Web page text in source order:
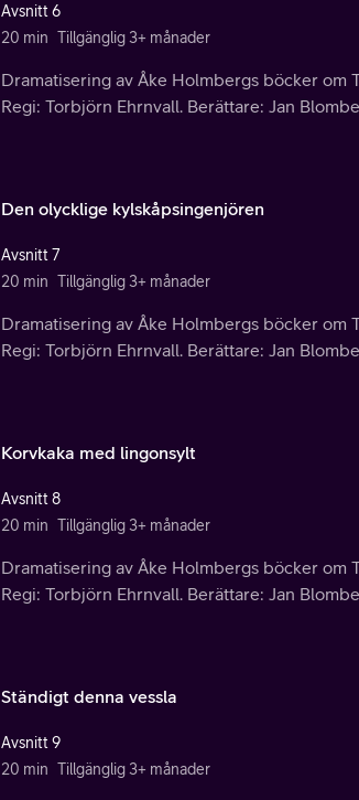
Avsnitt 6
20 min Tillgänglig 3+ månader
Dramatisering av Åke Holmbergs böcker om
Regi: Torbjörn Ehrnvall. Berättare: Jan
Den olycklige kylskåpsingenjören
Avsnitt 7
20 min Tillgänglig 3+ månader
Dramatisering av Åke Holmbergs böcker om
Regi: Torbjörn Ehrnvall. Berättare: Jan
Korvkaka med lingonsylt
Avsnitt 8
20 min Tillgänglig 3+ månader
Dramatisering av Åke Holmbergs böcker om
Regi: Torbjörn Ehrnvall. Berättare: Jan
Ständigt denna vessla
Avsnitt 9
20 min Tillgänglig 3+ månader